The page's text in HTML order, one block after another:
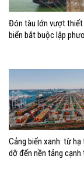
Đón tàu lớn vượt thiết
biển bắt buộc lập
Cảng biển xanh: từ
dỡ đến nền tảng cạnh